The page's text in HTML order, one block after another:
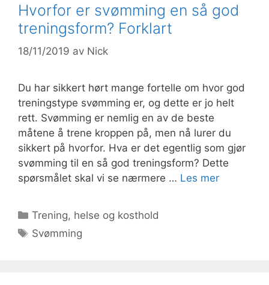
Hvorfor er svømming en så god
treningsform? Forklart
18/11/2019 av Nick
Du har sikkert hørt mange fortelle om hvor god
treningstype svømming er, og dette er jo helt
rett. Svømming er nemlig en av de beste
måtene å trene kroppen på, men nå lurer du
sikkert på hvorfor. Hva er det egentlig som gjør
svømming til en så god treningsform? Dette
spørsmålet skal vi se nærmere … Les mer
Kategorier
Trening, helse og kosthold
Stikkord
Svømming